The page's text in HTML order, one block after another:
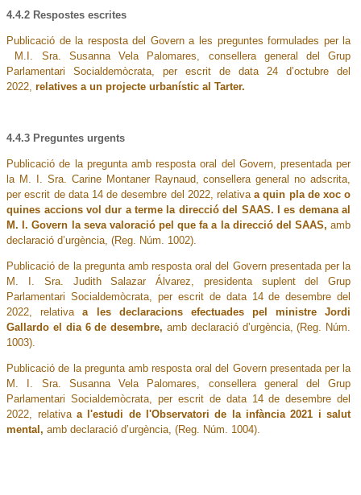
4.4.2 Respostes escrites
Publicació de la resposta del Govern a les preguntes formulades per la
M.I. Sra. Susanna Vela Palomares, consellera general del Grup
Parlamentari Socialdemòcrata, per escrit de data 24 d’octubre del
2022,relatives a un projecte urbanístic al Tarter.
4.4.3 Preguntes urgents
Publicació de la pregunta amb resposta oral del Govern, presentada per
la M. I. Sra. Carine Montaner Raynaud, consellera general no adscrita,
per escrit de data 14 de desembre del 2022, relativaa quin pla de xoc o
quines accions vol dur a terme la direcció del SAAS. I es demana al
M. I. Govern la seva valoració pel que fa a la direcció del SAAS,amb
declaració d’urgència, (Reg. Núm. 1002).
Publicació de la pregunta amb resposta oral del Govern presentada per la
M. I. Sra. Judith Salazar Álvarez, presidenta suplent del Grup
Parlamentari Socialdemòcrata, per escrit de data 14 de desembre del
2022, relativaa les declaracions efectuades pel ministre Jordi
Gallardo el dia 6 de desembre, amb declaració d’urgència, (Reg. Núm.
1003).
Publicació de la pregunta amb resposta oral del Govern presentada per la
M. I. Sra. Susanna Vela Palomares, consellera general del Grup
Parlamentari Socialdemòcrata, per escrit de data 14 de desembre del
2022, relativa a l'estudi de l'Observatori de la infància 2021 i salut
mental,amb declaració d’urgència, (Reg. Núm. 1004).